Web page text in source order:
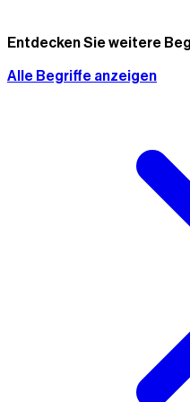
Entdecken Sie weitere
Alle Begriffe anzeigen